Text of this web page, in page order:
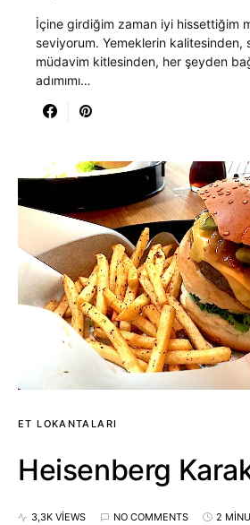
İçine girdiğim zaman iyi hissettiğim
seviyorum. Yemeklerin kalitesinden,
müdavim kitlesinden, her şeyden
adımımı…
ET LOKANTALARI
Heisenberg
3,3K VIEWS NO COMMENTS 2